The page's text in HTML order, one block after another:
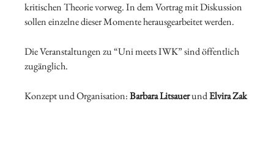
kritischen Theorie vorweg. In dem Vortrag mit Diskussion
sollen einzelne dieser Momente herausgearbeitet werden.
Die Veranstaltungen zu “Uni meets IWK” sind öffentlich
zugänglich.
Konzept und Organisation:Barbara LitsauerundElvira Zak